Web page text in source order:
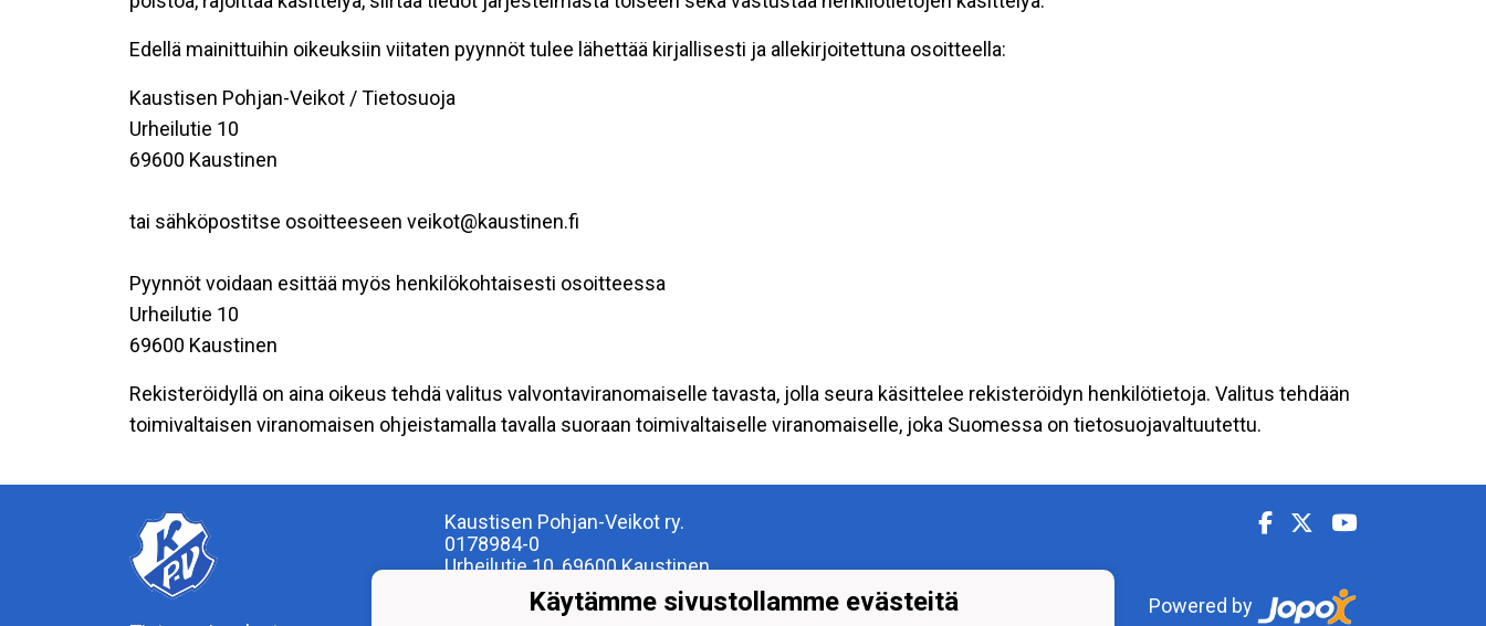
Edellä mainittuihin oikeuksiin viitaten pyynnöt tulee lähettää kirjallisesti ja allekirjoitettuna osoitteella:
Kaustisen Pohjan-Veikot / Tietosuoja
Urheilutie 10
69600 Kaustinen
tai sähköpostitse osoitteeseen veikot@kaustinen.fi
Pyynnöt voidaan esittää myös henkilökohtaisesti osoitteessa
Urheilutie 10
69600 Kaustinen
Rekisteröidyllä on aina oikeus tehdä valitus valvontaviranomaiselle tavasta, jolla seura käsittelee rekisteröidyn henkilötietoja. Valitus tehdään
toimivaltaisen viranomaisen ohjeistamalla tavalla suoraan toimivaltaiselle viranomaiselle, joka Suomessa on tietosuojavaltuutettu.
Kaustisen Pohjan-Veikot ry.
0178984-0
Urheilutie 10, 69600 Kaustinen
040 522 8977, veikot@kp-v.fi
Powered by
Käytämme sivustollamme evästeitä